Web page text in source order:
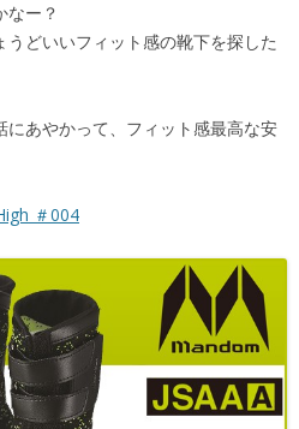
なー？
どいいフィット感の靴下を探した
にあやかって、フィット感最高な安
＃004